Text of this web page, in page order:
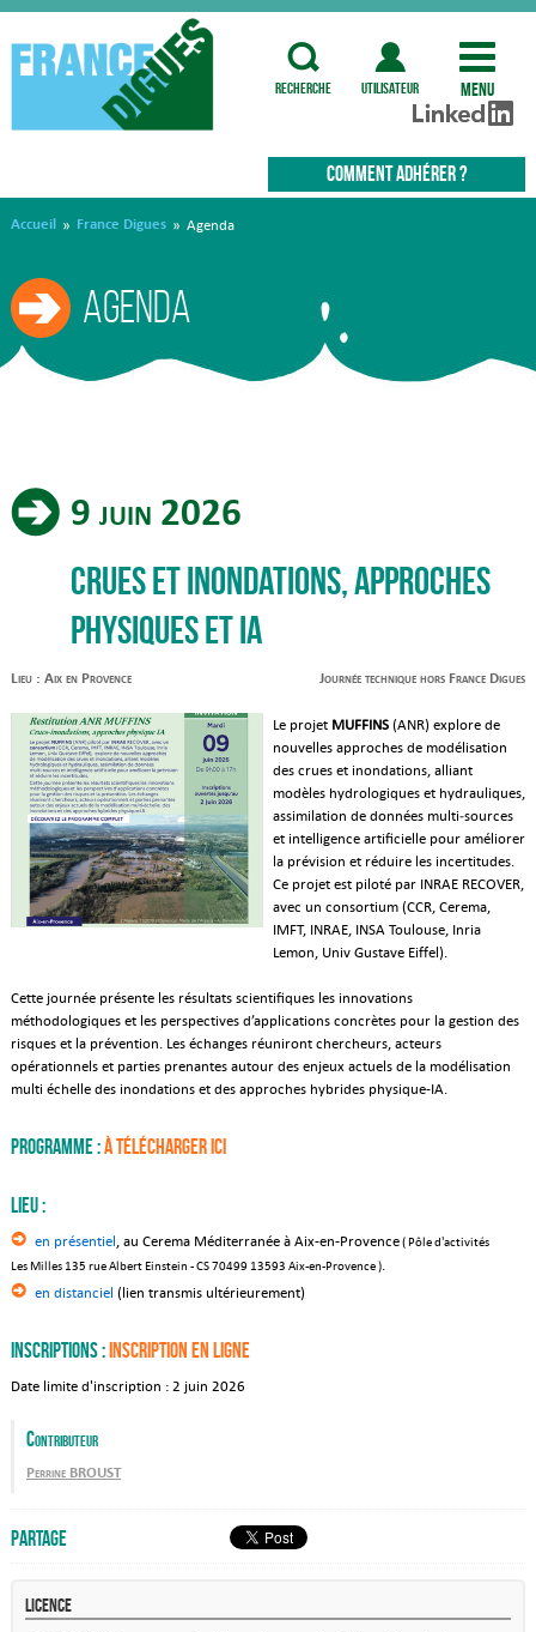
recherche utilisateur Menu
COMMENT ADHÉRER ?
Accueil » France Digues » Agenda
Agenda
9 juin 2026
Crues et inondations, approches
physiques et IA
Lieu : Aix en Provence Journée technique hors France Digues
Le projet MUFFINS (ANR) explore de
nouvelles approches de modélisation
des crues et inondations, alliant
modèles hydrologiques et hydrauliques,
assimilation de données multi‑sources
et intelligence artificielle pour améliorer
la prévision et réduire les incertitudes.
Ce projet est piloté par INRAE RECOVER,
avec un consortium (CCR, Cerema,
IMFT, INRAE, INSA Toulouse, Inria
Lemon, Univ Gustave Eiffel).
Cette journée présente les résultats scientifiques les innovations
méthodologiques et les perspectives d’applications concrètes pour la gestion des
risques et la prévention. Les échanges réuniront chercheurs, acteurs
opérationnels et parties prenantes autour des enjeux actuels de la modélisation
multi échelle des inondations et des approches hybrides physique-IA.
Programme :à télécharger ICI
Lieu :
en présentiel, au Cerema Méditerranée à Aix-en-Provence( Pôle d'activités
Les Milles 135 rue Albert Einstein - CS 70499 13593 Aix-en-Provence ).
en distanciel (lien transmis ultérieurement)
Inscriptions :Inscription en ligne
Date limite d'inscription : 2 juin 2026
Contributeur
Perrine BROUST
Partage
Licence